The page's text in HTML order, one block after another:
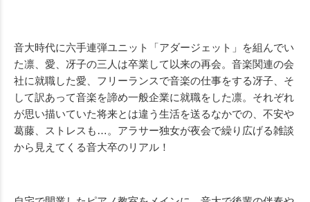
音大時代に六手連弾ユニット「アダージェット」を組んでい
た凛、愛、冴子の三人は卒業して以来の再会。音楽関連の会
社に就職した愛、フリーランスで音楽の仕事をする冴子、そ
して訳あって音楽を諦め一般企業に就職をした凛。それぞれ
が思い描いていた将来とは違う生活を送るなかでの、不安や
葛藤、ストレスも…。アラサー独女が夜会で繰り広げる雑談
から見えてくる音大卒のリアル！